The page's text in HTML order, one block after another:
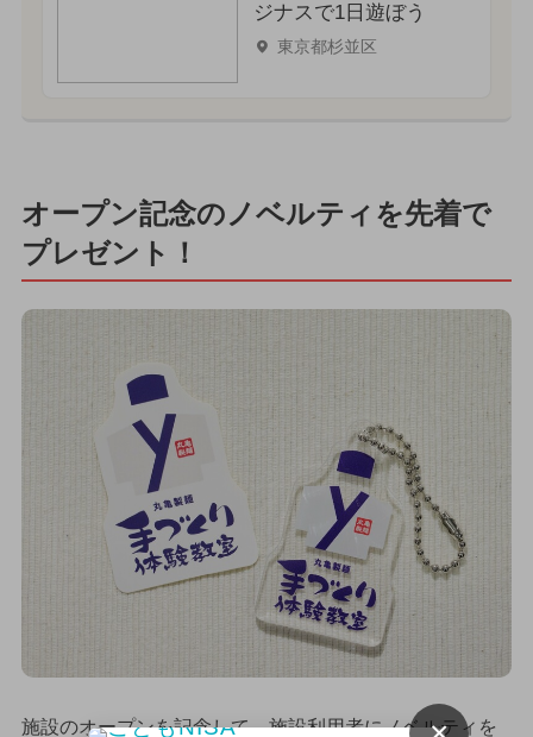
ジナスで1日遊ぼう
東京都杉並区
オープン記念のノベルティを先着で
プレゼント！
施設のオープンを記念して、施設利用者にノベルティを